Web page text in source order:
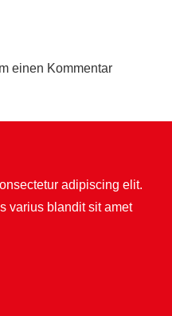
einen Kommentar
adipiscing elit.
varius blandit sit amet